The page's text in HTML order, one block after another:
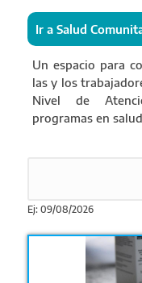
Ir a Salud
Un espacio para
las y los
Nivel de
programas en
Ej: 09/08/2026